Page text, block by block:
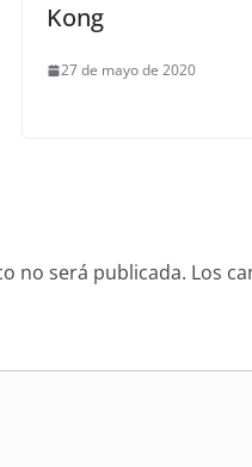
Kong
27 de mayo de 2020
no será publicada. Los